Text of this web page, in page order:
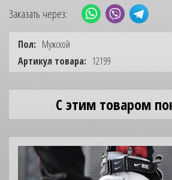
Заказать через:
Пол: Мужской
Артикул товара: 12199
С этим товаром